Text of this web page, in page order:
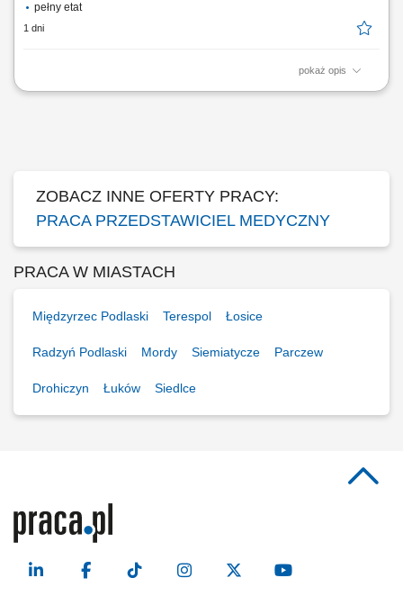
pełny etat
1 dni
pokaż opis
Zakres obowiązków: Promowanie produktów z portfolio firmy w
ZOBACZ INNE OFERTY PRACY:
PRACA PRZEDSTAWICIEL MEDYCZNY
PRACA W MIASTACH
Międzyrzec Podlaski Terespol Łosice
Radzyń Podlaski Mordy Siemiatycze Parczew
Drohiczyn Łuków Siedlce